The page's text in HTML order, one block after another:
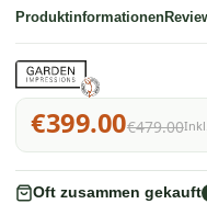
Produktinformationen
€399.00€479.00
Oft zusammen gekauft